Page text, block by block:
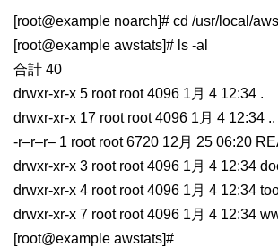
[root@example noarch]# cd /usr/local/
[root@example awstats]# ls -al
合計 40
drwxr-xr-x 5 root root 4096 1月 4 12:34 .
drwxr-xr-x 17 root root 4096 1月 4 12:34 ..
-r–r–r– 1 root root 6720 12月 25 06:20
drwxr-xr-x 3 root root 4096 1月 4 12:34
drwxr-xr-x 4 root root 4096 1月 4 12:34
drwxr-xr-x 7 root root 4096 1月 4 12:34
[root@example awstats]#